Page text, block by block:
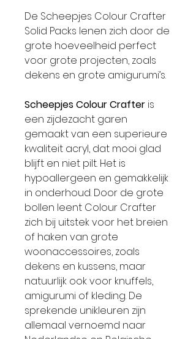
De Scheepjes Colour Crafter
Solid Packs lenen zich door de
grote hoeveelheid perfect
voor grote projecten, zoals
dekens en grote amigurumi’s.
Scheepjes Colour Crafter is
een zijdezacht garen
gemaakt van een superieure
kwaliteit acryl, dat mooi glad
blijft en niet pilt. Het is
hypoallergeen en gemakkelijk
in onderhoud. Door de grote
bollen leent Colour Crafter
zich bij uitstek voor het breien
of haken van grote
woonaccessoires, zoals
dekens en kussens, maar
natuurlijk ook voor knuffels,
amigurumi of kleding. De
sprekende unikleuren zijn
allemaal vernoemd naar